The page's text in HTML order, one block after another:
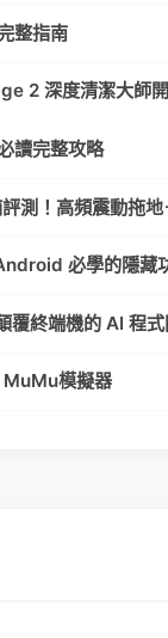
整指南
2 深度清潔大師
讀完整攻略
測！高頻震動拖
必學的隱藏
終端機的 AI 程式
模擬器